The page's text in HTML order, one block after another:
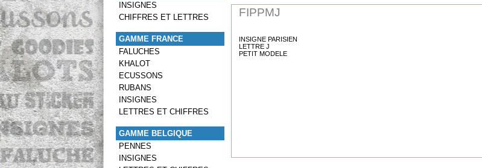
INSIGNES
CHIFFRES ET LETTRES
GAMME FRANCE
FALUCHES
KHALOT
ECUSSONS
RUBANS
INSIGNES
LETTRES ET CHIFFRES
GAMME BELGIQUE
PENNES
INSIGNES
FIPPMJ
INSIGNE PARISIEN
LETTRE J
PETIT MODELE